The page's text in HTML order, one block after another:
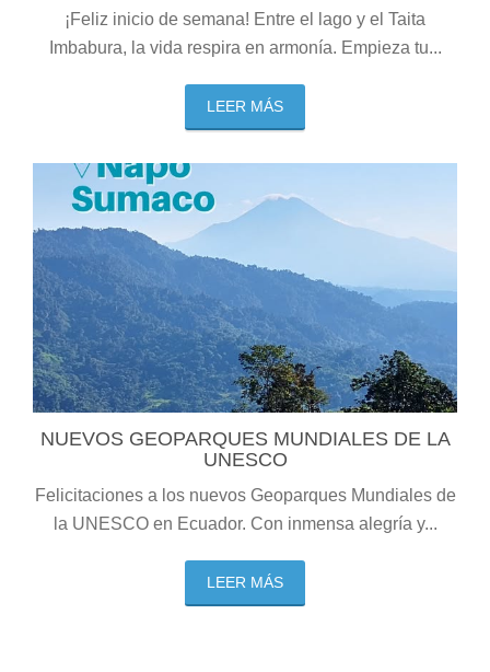
¡Feliz inicio de semana! Entre el lago y el Taita
Imbabura, la vida respira en armonía. Empieza tu...
LEER MÁS
NUEVOS GEOPARQUES MUNDIALES DE LA
UNESCO
Felicitaciones a los nuevos Geoparques Mundiales de
la UNESCO en Ecuador. Con inmensa alegría y...
LEER MÁS